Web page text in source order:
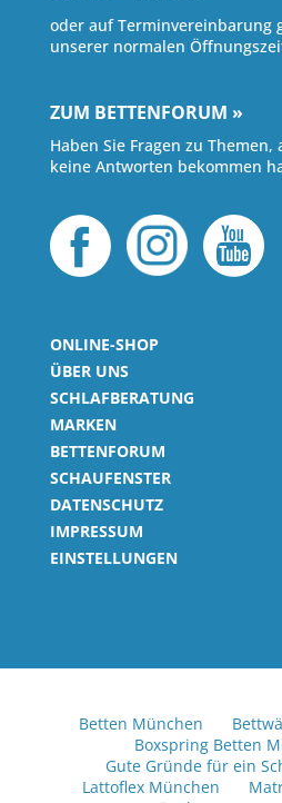
oder auf Terminvereinbarung
unserer normalen
ZUM BETTENFORUM »
Haben Sie Fragen zu
keine Antworten bekommen
ONLINE-SHOP
ÜBER UNS
SCHLAFBERATUNG
MARKEN
BETTENFORUM
SCHAUFENSTER
DATENSCHUTZ
IMPRESSUM
EINSTELLUNGEN
Betten München
Boxspring Betten
Gute Gründe für ein
Lattoflex München